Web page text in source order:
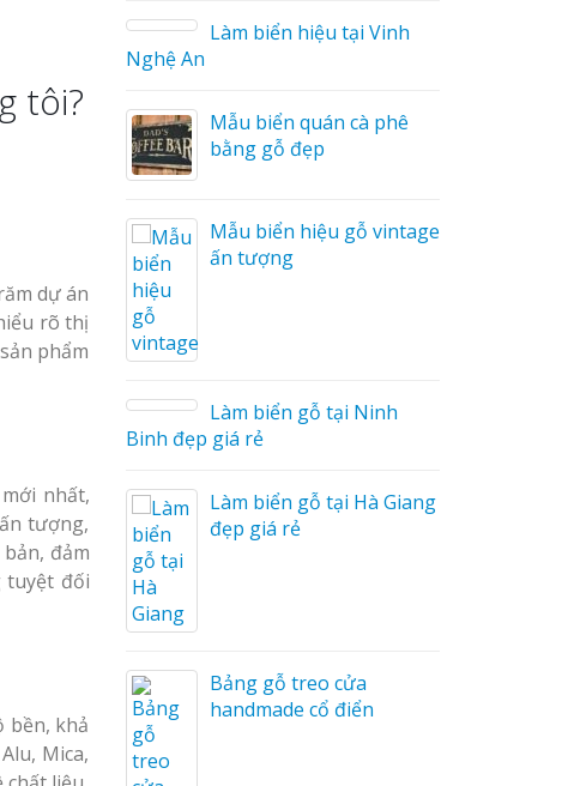
tôi?
dự án
rõ thị
phẩm
nhất,
tượng,
đảm
tuyệt đối
bền, khả
Mica,
Hiệu
An
Mỏng
Làm biển hiệu tại Vinh
Nghệ An
Mẫu biển quán cà phê
bằng gỗ đẹp
Mẫu biển hiệu gỗ vintage
ấn tượng
Làm biển gỗ tại Ninh
Binh đẹp giá rẻ
Làm biển gỗ tại Hà Giang
đẹp giá rẻ
Bảng gỗ treo cửa
handmade cổ điển